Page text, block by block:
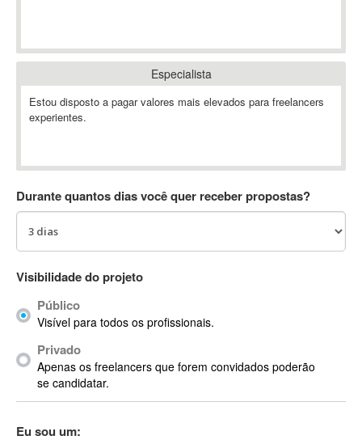
Abstract
Abstract Window Toolkit (AWT)
AC Drives
ACDSee
ACPI
Acrobat X
Acronis
ACT
Actian
Actimize
ActionScript
Active Directory
Especialista
Estou disposto a pagar valores mais elevados para freelancers
experientes.
Durante quantos dias você quer receber propostas?
Visibilidade do projeto
Público
Visível para todos os profissionais.
Privado
Apenas os freelancers que forem convidados poderão
se candidatar.
Eu sou um: